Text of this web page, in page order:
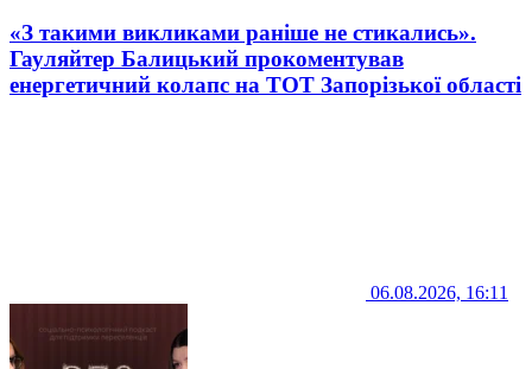
«З такими викликами раніше не стикались».
Гауляйтер Балицький прокоментував
енергетичний колапс на ТОТ Запорізької області
06.08.2026, 16:11